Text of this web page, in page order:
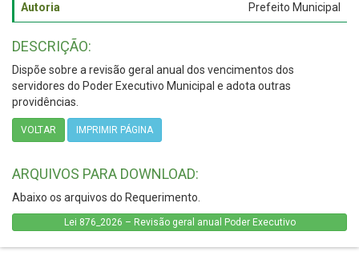
Autoria Prefeito Municipal
DESCRIÇÃO:
Dispõe sobre a revisão geral anual dos vencimentos dos
servidores do Poder Executivo Municipal e adota outras
providências.
VOLTAR IMPRIMIR PÁGINA
ARQUIVOS PARA DOWNLOAD:
Abaixo os arquivos do Requerimento.
Lei 876_2026 – Revisão geral anual Poder Executivo